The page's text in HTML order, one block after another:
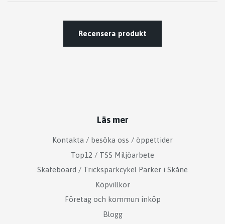
Recensera produkt
Läs mer
Kontakta / besöka oss / öppettider
Top12 / TSS Miljöarbete
Skateboard / Tricksparkcykel Parker i Skåne
Köpvillkor
Företag och kommun inköp
Blogg